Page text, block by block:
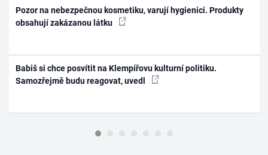
Pozor na nebezpečnou kosmetiku, varují hygienici. Produkty
obsahují zakázanou látku
Babiš si chce posvítit na Klempířovu kulturní politiku.
Samozřejmě budu reagovat, uvedl